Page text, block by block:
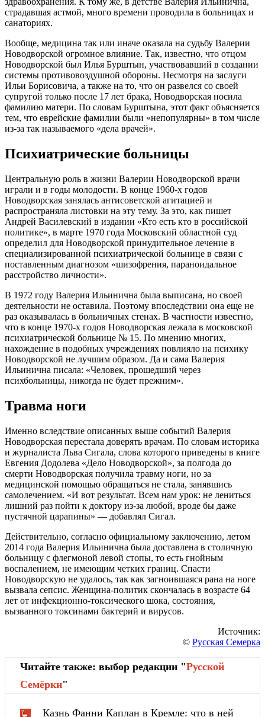
страдавшая астмой, много времени проводила в больницах и
санаториях.
Вообще, медицина так или иначе оказала на судьбу Валерии
Новодворской огромное влияние. Так, известно, что отцом
Новодворской был Илья Бурштын, участвовавший в создании
системы противовоздушной обороны. Несмотря на заслуги
Ильи Борисовича, а также на то, что он развелся со своей
супругой только после 17 лет брака, Новодворская носила
фамилию матери. По словам Бурштына, этот факт объясняется
тем, что еврейские фамилии были «непопулярны» в том числе
из-за так называемого «дела врачей».
Психиатрические больницы
Центральную роль в жизни Валерии Новодворской врачи
играли и в годы молодости. В конце 1960-х годов
Новодворская занялась антисоветской агитацией и
распространяла листовки на эту тему. За это, как пишет
Андрей Василевский в издании «Кто есть кто в российской
политике», в марте 1970 года Московский областной суд
определил для Новодворской принудительное лечение в
специализированной психиатрической больнице в связи с
поставленным диагнозом «шизофрения, параноидальное
расстройство личности».
В 1972 году Валерия Ильинична была выписана, но своей
деятельности не оставила. Поэтому впоследствии она еще не
раз оказывалась в больничных стенах. В частности известно,
что в конце 1970-х годов Новодворская лежала в московской
психиатрической больнице № 15. По мнению многих,
нахождение в подобных учреждениях повлияло на психику
Новодворской не лучшим образом. Да и сама Валерия
Ильинична писала: «Человек, прошедший через
психбольницы, никогда не будет прежним».
Травма ноги
Именно вследствие описанных выше событий Валерия
Новодворская перестала доверять врачам. По словам историка
и журналиста Льва Сигала, слова которого приведены в книге
Евгения Додолева «Дело Новодворской», за полгода до
смерти Новодворская получила травму ноги, но за
медицинской помощью обращаться не стала, занявшись
самолечением. «И вот результат. Всем нам урок: не лениться
лишний раз пойти к доктору из-за любой, вроде бы даже
пустячной царапины» — добавлял Сигал.
Действительно, согласно официальному заключению, летом
2014 года Валерия Ильинична была доставлена в столичную
больницу с флегмоной левой стопы, то есть гнойным
воспалением, не имеющим четких границ. Спасти
Новодворскую не удалось, так как загноившаяся рана на ноге
вызвала сепсис. Женщина-политик скончалась в возрасте 64
лет от инфекционно-токсического шока, состояния,
вызванного токсинами бактерий и вирусов.
Источник:
© Русская Семерка
Читайте также: выбор редакции "Русской
Cемёрки"
Казнь Фанни Каплан в Кремле: что в ней